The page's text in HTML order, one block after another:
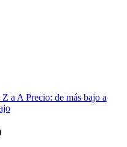
Z a A Precio: de más bajo a